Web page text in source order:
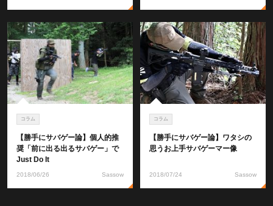
コラム
【勝手にサバゲー論】個人的推
奨「前に出る出るサバゲー」で
Just Do It
2018/06/26 Sassow
コラム
【勝手にサバゲー論】ワタシの
思うお上手サバゲーマー像
2018/07/24 Sassow